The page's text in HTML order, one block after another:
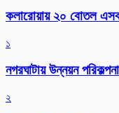
কলারোয়ায় ২০ বোতল
১
নগরঘাটায় উন্নয়ন
২